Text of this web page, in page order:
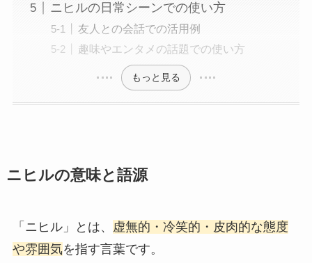
ニヒルの日常シーンでの使い方
友人との会話での活用例
趣味やエンタメの話題での使い方
もっと見る
ニヒルの意味と語源
「ニヒル」とは、
虚無的・冷笑的・皮肉的な態度
や雰囲気を指す言葉です。